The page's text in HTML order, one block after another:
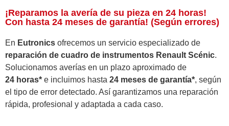
¡Reparamos la avería de su pieza en 24 horas!
Con hasta 24 meses de garantía! (Según errores)
En Eutronics ofrecemos un servicio especializado de
reparación de cuadro de instrumentos Renault Scénic.
Solucionamos averías en un plazo aproximado de
24 horas* e incluimos hasta 24 meses de garantía*, según
el tipo de error detectado. Así garantizamos una reparación
rápida, profesional y adaptada a cada caso.